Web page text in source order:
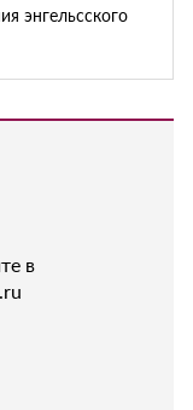
энгельсского
в